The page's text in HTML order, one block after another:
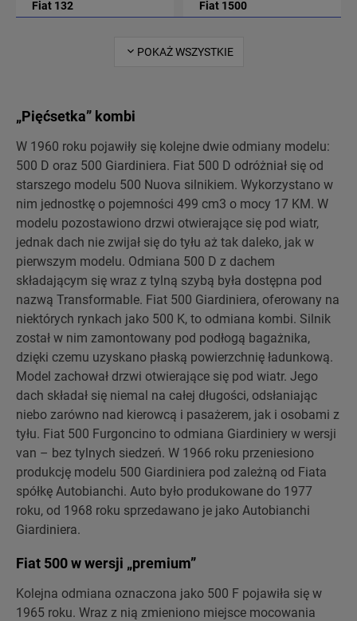
Fiat 132
5
Fiat 1500
1
Fiat 850
4
Fiat Croma
1
Fiat Fiorino
1
Fiat Topolino
3
Fiat Uno
3
Fiat X1/9
1
POKAŻ WSZYSTKIE
„Pięćsetka” kombi
W 1960 roku pojawiły się kolejne dwie odmiany modelu:
500 D oraz 500 Giardiniera. Fiat 500 D odróżniał się od
starszego modelu 500 Nuova silnikiem. Wykorzystano w
nim jednostkę o pojemności 499 cm3 o mocy 17 KM. W
modelu pozostawiono drzwi otwierające się pod wiatr,
jednak dach nie zwijał się do tyłu aż tak daleko, jak w
pierwszym modelu. Odmiana 500 D z dachem
składającym się wraz z tylną szybą była dostępna pod
nazwą Transformable. Fiat 500 Giardiniera, oferowany na
niektórych rynkach jako 500 K, to odmiana kombi. Silnik
został w nim zamontowany pod podłogą bagażnika,
dzięki czemu uzyskano płaską powierzchnię ładunkową.
Model zachował drzwi otwierające się pod wiatr. Jego
dach składał się niemal na całej długości, odsłaniając
niebo zarówno nad kierowcą i pasażerem, jak i osobami z
tyłu. Fiat 500 Furgoncino to odmiana Giardiniery w wersji
van – bez tylnych siedzeń. W 1966 roku przeniesiono
produkcję modelu 500 Giardiniera pod zależną od Fiata
spółkę Autobianchi. Auto było produkowane do 1977
roku, od 1968 roku sprzedawano je jako Autobianchi
Giardiniera.
Fiat 500 w wersji „premium”
Kolejna odmiana oznaczona jako 500 F pojawiła się w
1965 roku. Wraz z nią zmieniono miejsce mocowania